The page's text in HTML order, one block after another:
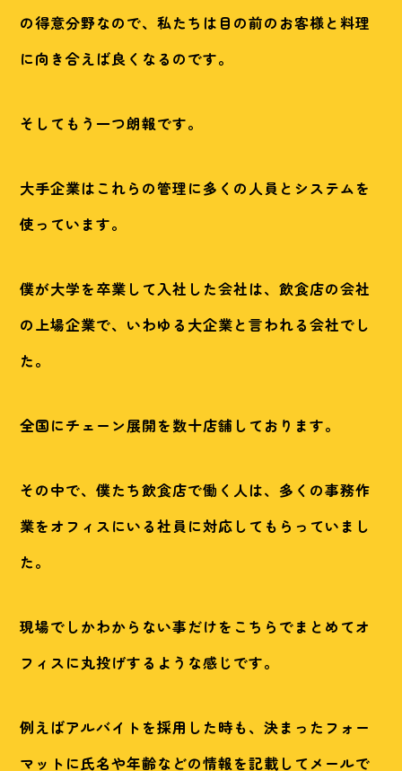
の得意分野なので、私たちは目の前のお客様と料理
に向き合えば良くなるのです。
そしてもう一つ朗報です。
大手企業はこれらの管理に多くの人員とシステムを
使っています。
僕が大学を卒業して入社した会社は、飲食店の会社
の上場企業で、いわゆる大企業と言われる会社でし
た。
全国にチェーン展開を数十店舗しております。
その中で、僕たち飲食店で働く人は、多くの事務作
業をオフィスにいる社員に対応してもらっていまし
た。
現場でしかわからない事だけをこちらでまとめてオ
フィスに丸投げするような感じです。
例えばアルバイトを採用した時も、決まったフォー
マットに氏名や年齢などの情報を記載してメールで